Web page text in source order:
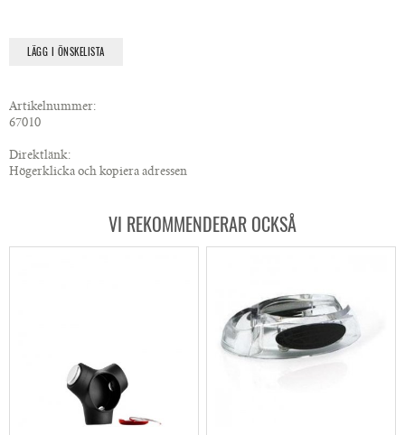
LÄGG I ÖNSKELISTA
Artikelnummer:
67010
Direktlänk:
Högerklicka och kopiera adressen
VI REKOMMENDERAR OCKSÅ